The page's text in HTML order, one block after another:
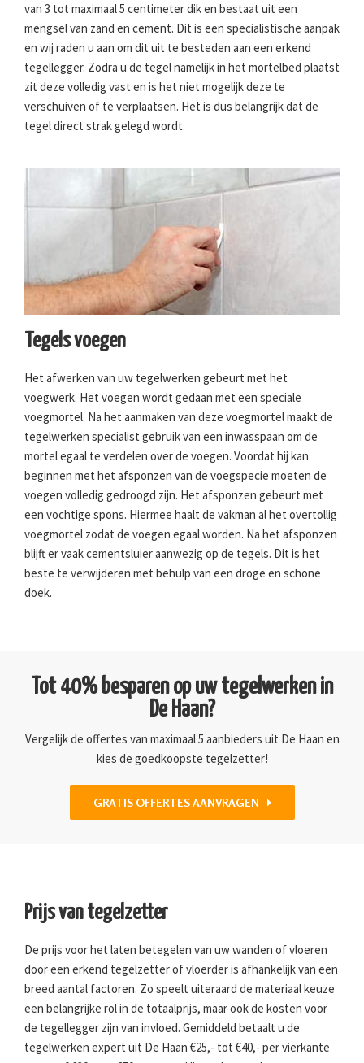
van 3 tot maximaal 5 centimeter dik en bestaat uit een
mengsel van zand en cement. Dit is een specialistische aanpak
en wij raden u aan om dit uit te besteden aan een erkend
tegellegger. Zodra u de tegel namelijk in het mortelbed plaatst
zit deze volledig vast en is het niet mogelijk deze te
verschuiven of te verplaatsen. Het is dus belangrijk dat de
tegel direct strak gelegd wordt.
Tegels voegen
Het afwerken van uw tegelwerken gebeurt met het
voegwerk. Het voegen wordt gedaan met een speciale
voegmortel. Na het aanmaken van deze voegmortel maakt de
tegelwerken specialist gebruik van een inwasspaan om de
mortel egaal te verdelen over de voegen. Voordat hij kan
beginnen met het afsponzen van de voegspecie moeten de
voegen volledig gedroogd zijn. Het afsponzen gebeurt met
een vochtige spons. Hiermee haalt de vakman al het overtollig
voegmortel zodat de voegen egaal worden. Na het afsponzen
blijft er vaak cementsluier aanwezig op de tegels. Dit is het
beste te verwijderen met behulp van een droge en schone
doek.
Tot 40% besparen op uw tegelwerken in
De Haan?
Vergelijk de offertes van maximaal 5 aanbieders uit De Haan en
kies de goedkoopste tegelzetter!
GRATIS OFFERTES AANVRAGEN
Prijs van tegelzetter
De prijs voor het laten betegelen van uw wanden of vloeren
door een erkend tegelzetter of vloerder is afhankelijk van een
breed aantal factoren. Zo speelt uiteraard de materiaal keuze
een belangrijke rol in de totaalprijs, maar ook de kosten voor
de tegellegger zijn van invloed. Gemiddeld betaalt u de
tegelwerken expert uit De Haan €25,- tot €40,- per vierkante